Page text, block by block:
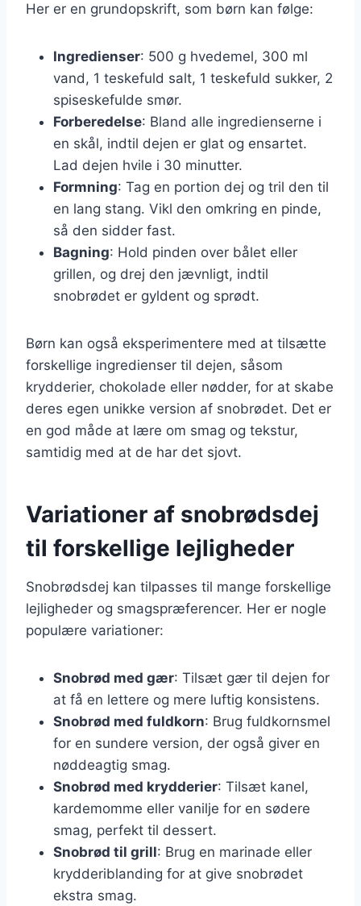
Her er en grundopskrift, som børn kan følge:
Ingredienser: 500 g hvedemel, 300 ml
vand, 1 teskefuld salt, 1 teskefuld sukker, 2
spiseskefulde smør.
Forberedelse: Bland alle ingredienserne i
en skål, indtil dejen er glat og ensartet.
Lad dejen hvile i 30 minutter.
Formning: Tag en portion dej og tril den til
en lang stang. Vikl den omkring en pinde,
så den sidder fast.
Bagning: Hold pinden over bålet eller
grillen, og drej den jævnligt, indtil
snobrødet er gyldent og sprødt.
Børn kan også eksperimentere med at tilsætte
forskellige ingredienser til dejen, såsom
krydderier, chokolade eller nødder, for at skabe
deres egen unikke version af snobrødet. Det er
en god måde at lære om smag og tekstur,
samtidig med at de har det sjovt.
Variationer af snobrødsdej
til forskellige lejligheder
Snobrødsdej kan tilpasses til mange forskellige
lejligheder og smagspræferencer. Her er nogle
populære variationer:
Snobrød med gær: Tilsæt gær til dejen for
at få en lettere og mere luftig konsistens.
Snobrød med fuldkorn: Brug fuldkornsmel
for en sundere version, der også giver en
nøddeagtig smag.
Snobrød med krydderier: Tilsæt kanel,
kardemomme eller vanilje for en sødere
smag, perfekt til dessert.
Snobrød til grill: Brug en marinade eller
krydderiblanding for at give snobrødet
ekstra smag.